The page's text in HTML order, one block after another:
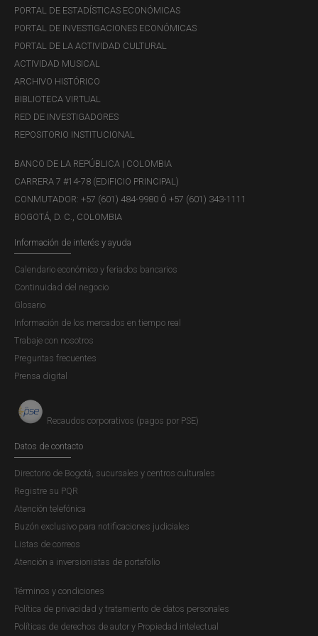
PORTAL DE ESTADÍSTICAS ECONÓMICAS
PORTAL DE INVESTIGACIONES ECONÓMICAS
PORTAL DE LA ACTIVIDAD CULTURAL
ACTIVIDAD MUSICAL
ARCHIVO HISTÓRICO
BIBLIOTECA VIRTUAL
RED DE INVESTIGADORES
REPOSITORIO INSTITUCIONAL
BANCO DE LA REPÚBLICA | COLOMBIA
CARRERA 7 #14-78 (EDIFICIO PRINCIPAL)
CONMUTADOR: +57 (601) 484-9980 Ó +57 (601) 343-1111
BOGOTÁ, D. C., COLOMBIA
Información de interés y ayuda
Calendario económico y feriados bancarios
Continuidad del negocio
Glosario
Información de los mercados en tiempo real
Trabaje con nosotros
Preguntas frecuentes
Prensa digital
Recaudos corporativos (pagos por PSE)
Datos de contacto
Directorio de Bogotá, sucursales y centros culturales
Registre su PQR
Atención telefónica
Buzón exclusivo para notificaciones judiciales
Listas de correos
Atención a inversionistas de portafolio
Términos y condiciones
Política de privacidad y tratamiento de datos personales
Políticas de derechos de autor y Propiedad intelectual